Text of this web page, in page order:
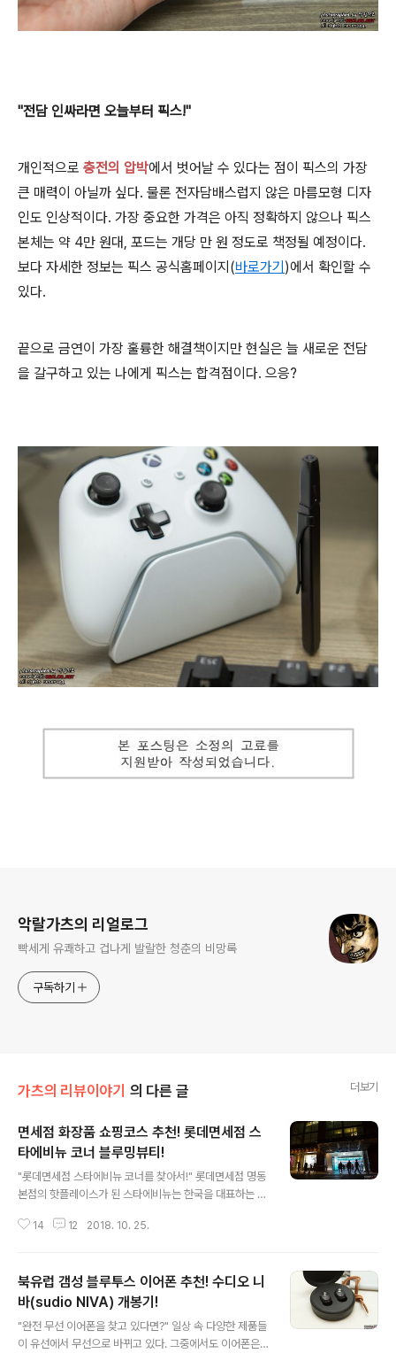
"전담 인싸라면 오늘부터 픽스!"
개인적으로 충전의 압박에서 벗어날 수 있다는 점이 픽스의 가장
큰 매력이 아닐까 싶다. 물론 전자담배스럽지 않은 마름모형 디자
인도 인상적이다. 가장 중요한 가격은 아직 정확하지 않으나 픽스
본체는 약 4만 원대, 포드는 개당 만 원 정도로 책정될 예정이다.
보다 자세한 정보는 픽스 공식홈페이지(바로가기 )에서 확인할 수
있다.
끝으로 금연이 가장 훌륭한 해결책이지만 현실은 늘 새로운 전담
을 갈구하고 있는 나에게 픽스는 합격점이다. 으응?
악랄가츠의 리얼로그
빡세게 유쾌하고 겁나게 발랄한 청춘의 비망록
구독하기
가츠의 리뷰이야기 의 다른 글 더보기
면세점 화장품 쇼핑코스 추천! 롯데면세점 스
타에비뉴 코너 블루밍뷰티!
"롯데면세점 스타에비뉴 코너를 찾아서!" 롯데면세점 명동
본점의 핫플레이스가 된 스타에비뉴는 한국을 대표하는 스
통해 만날 수 있는 이색 공간이다. 평일, 주말을 가리지 않
조성되어 있는 스타에비뉴를 들어서면 롯데면세점 스타 모
델의 반가운 영상이 쉴 새 없이 재생된다. 특히 스타의 핸드
프린팅 조형물에 손을 대면 해당 스타의 영상이 자동 재생
되는 하이파이브 체험 공간의 인기가 대단하다. "좋아하는
스타와 교감하라!" BTS, EXO 등 K-POP 대표 스타들의
14 12 2018. 10. 25.
북유럽 갬성 블루투스 이어폰 추천! 수디오 니
바(sudio NIVA) 개봉기!
"완전 무선 이어폰을 찾고 있다면?" 일상 속 다양한 제품들
이 유선에서 무선으로 바뀌고 있다. 그중에서도 이어폰은